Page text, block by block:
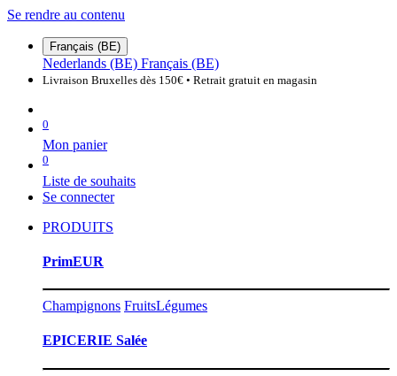
Se rendre au contenu
Français (BE)
Nederlands (BE) Français (BE)
Livraison Bruxelles dès 150€ • Retrait gratuit en magasin
0
Mon panier
0
Liste de souhaits
Se connecter
PRODUITS
PrimEUR
Champignons FruitsLégumes
EPICERIE Salée